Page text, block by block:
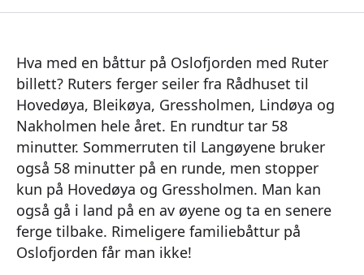
Hva med en båttur på Oslofjorden med Ruter
billett? Ruters ferger seiler fra Rådhuset til
Hovedøya, Bleikøya, Gressholmen, Lindøya og
Nakholmen hele året. En rundtur tar 58
minutter. Sommerruten til Langøyene bruker
også 58 minutter på en runde, men stopper
kun på Hovedøya og Gressholmen. Man kan
også gå i land på en av øyene og ta en senere
ferge tilbake. Rimeligere familiebåttur på
Oslofjorden får man ikke!